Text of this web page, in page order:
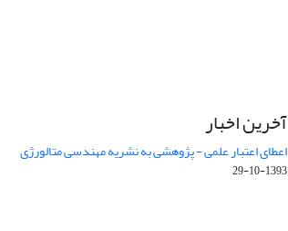
آخرین اخبار
اعطای اعتبار علمی - پژوهشی به نشریه مهندسی متالورژی
1393-10-29